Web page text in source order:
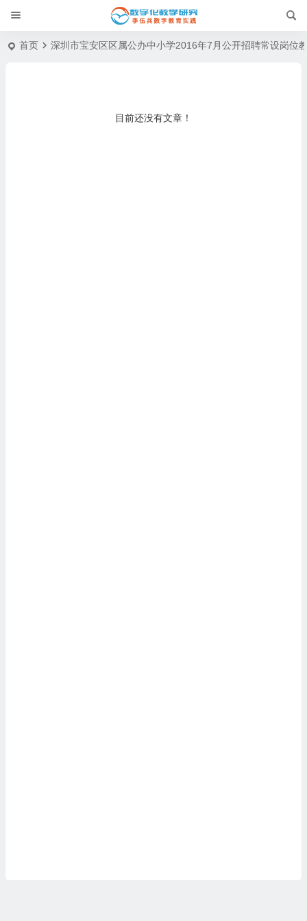
首页 深圳市宝安区区属公办中小学2016年7月公开招聘常设岗位
目前还没有文章！